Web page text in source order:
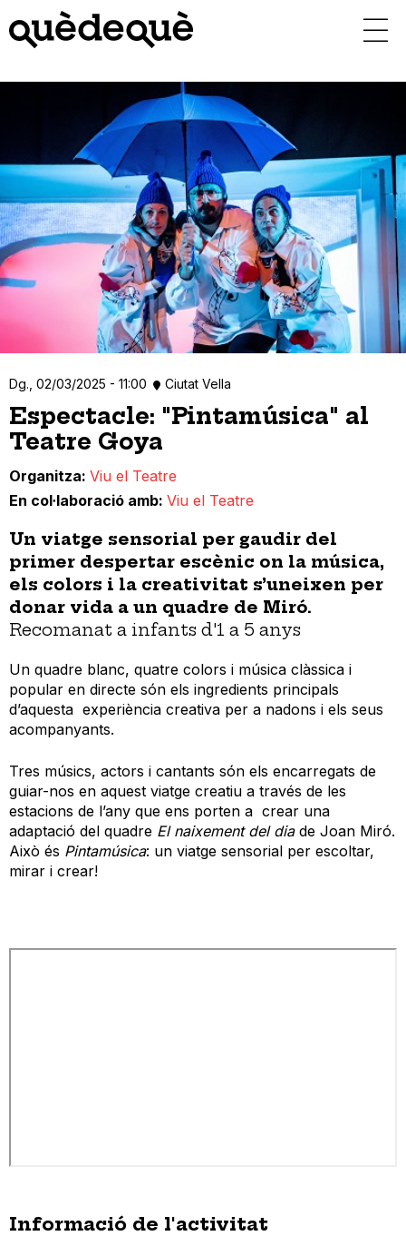
contingut
Dg., 02/03/2025 - 11:00 Ciutat Vella
Espectacle: "Pintamúsica" al
Teatre Goya
Organitza Viu el Teatre
En col·laboració amb Viu el Teatre
Un viatge sensorial per gaudir del
primer despertar escènic on la música,
els colors i la creativitat s’uneixen per
donar vida a un quadre de Miró.
Recomanat a infants d'1 a 5 anys
Un quadre blanc, quatre colors i música clàssica i
popular en directe són els ingredients principals
d’aquesta experiència creativa per a nadons i els seus
acompanyants.
Tres músics, actors i cantants són els encarregats de
guiar-nos en aquest viatge creatiu a través de les
estacions de l’any que ens porten a crear una
adaptació del quadre El naixement del dia de Joan Miró.
Això és Pintamúsica: un viatge sensorial per escoltar,
mirar i crear!
Informació de l'activitat